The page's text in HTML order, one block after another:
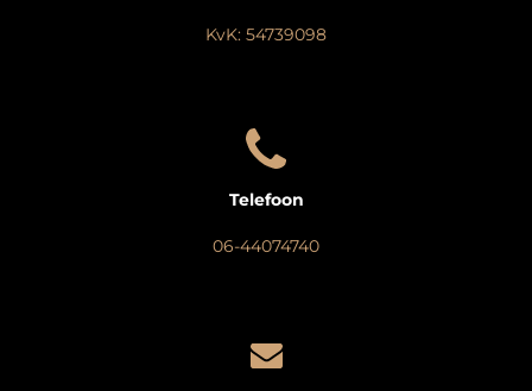
KvK: 54739098
Telefoon
06-44074740